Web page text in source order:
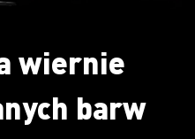
wiernie
barw